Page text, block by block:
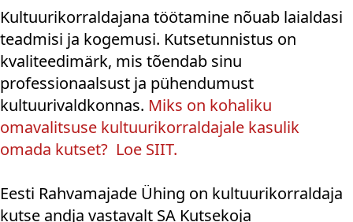
Kultuurikorraldajana töötamine nõuab laialdasi
teadmisi ja kogemusi. Kutsetunnistus on
kvaliteedimärk, mis tõendab sinu
professionaalsust ja pühendumust
kultuurivaldkonnas. Miks on kohaliku
omavalitsuse kultuurikorraldajale kasulik
omada kutset? Loe SIIT.
Eesti Rahvamajade Ühing on kultuurikorraldaja
kutse andja vastavalt SA Kutsekoja